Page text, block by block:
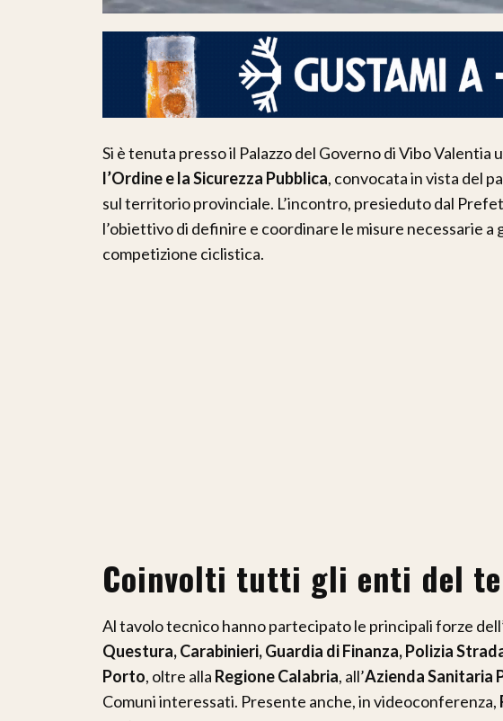
Si è tenuta presso il Palazzo del Governo di Vibo Valentia
l’Ordine e la Sicurezza Pubblica, convocata in vista del
sul territorio provinciale. L’incontro, presieduto dal
l’obiettivo di definire e coordinare le misure necessarie
competizione ciclistica.
Coinvolti tutti gli enti del
Al tavolo tecnico hanno partecipato le principali forze
Questura, Carabinieri, Guardia di Finanza, Polizia
Porto, oltre alla Regione Calabria, all’Azienda Sanitaria
Comuni interessati. Presente anche, in videoconferenza,